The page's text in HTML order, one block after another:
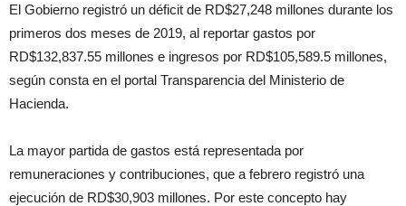
El Gobierno registró un déficit de RD$27,248 millones durante los
primeros dos meses de 2019, al reportar gastos por
RD$132,837.55 millones e ingresos por RD$105,589.5 millones,
según consta en el portal Transparencia del Ministerio de
Hacienda.
La mayor partida de gastos está representada por
remuneraciones y contribuciones, que a febrero registró una
ejecución de RD$30,903 millones. Por este concepto hay